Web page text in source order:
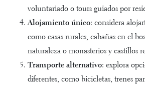
voluntariado o tours guiados por
Alojamiento único: considera
como casas rurales, cabañas en el
naturaleza o monasterios y castillos
Transporte alternativo: explora
diferentes, como bicicletas, trenes